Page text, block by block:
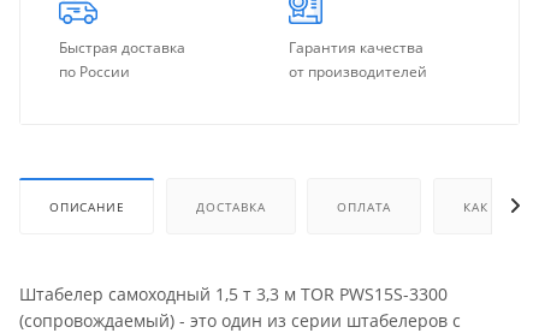
Быстрая доставка
по России
Гарантия качества
от производителей
ОПИСАНИЕ ДОСТАВКА ОПЛАТА КАК
Штабелер самоходный 1,5 т 3,3 м TOR PWS15S-3300
(сопровождаемый) - это один из серии штабелеров с